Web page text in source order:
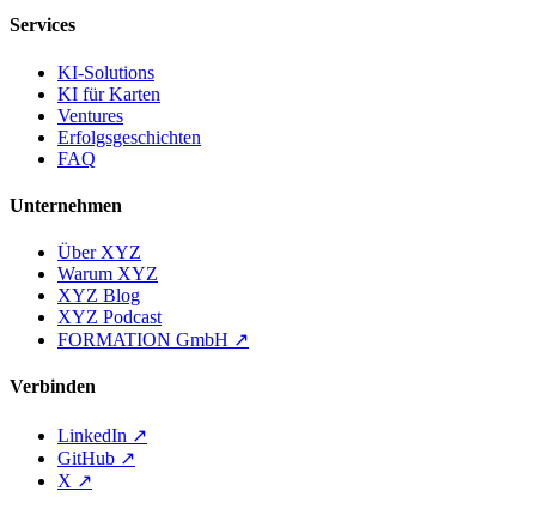
Services
KI-Solutions
KI für Karten
Ventures
Erfolgsgeschichten
FAQ
Unternehmen
Über XYZ
Warum XYZ
XYZ Blog
XYZ Podcast
FORMATION GmbH ↗
Verbinden
LinkedIn ↗
GitHub ↗
X ↗